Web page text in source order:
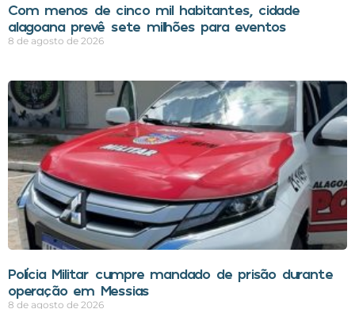
Com menos de cinco mil habitantes, cidade
alagoana prevê sete milhões para eventos
8 de agosto de 2026
Polícia Militar cumpre mandado de prisão durante
operação em Messias
8 de agosto de 2026